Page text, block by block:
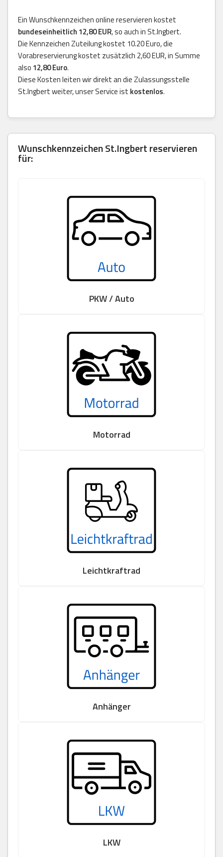
Ein Wunschkennzeichen online reservieren kostet
bundeseinheitlich 12,80 EUR, so auch in St.Ingbert.
Die Kennzeichen Zuteilung kostet 10.20 Euro, die
Vorabreservierung kostet zusätzlich 2,60 EUR, in Summe
also 12,80 Euro.
Diese Kosten leiten wir direkt an die Zulassungsstelle
St.Ingbert weiter, unser Service ist kostenlos.
Wunschkennzeichen St.Ingbert reservieren
für:
PKW / Auto
Motorrad
Leichtkraftrad
Anhänger
LKW